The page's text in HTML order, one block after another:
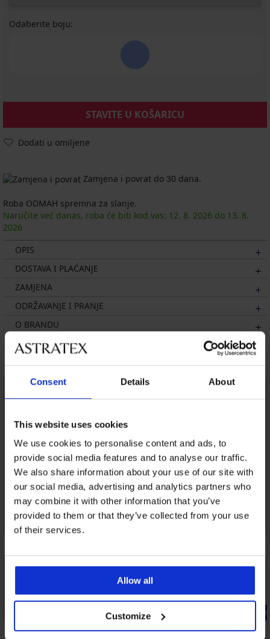
Consent Details About
This website uses cookies
We use cookies to personalise content and ads, to
provide social media features and to analyse our traffic.
We also share information about your use of our site with
our social media, advertising and analytics partners who
may combine it with other information that you’ve
provided to them or that they’ve collected from your use
of their services.
Allow all
Customize
Odaberite boju:
STAVITE U KOŠARICU
Dodati u omiljene
Zamjena i povrat do 30 dana.
Roba ODMAH spremna za slanje.
Naručite već danas, roba će biti kod vas: 12. 8. 2026 do 13. 8.
2026
OPIS
DOSTAVA I PLAĆANJE
ZAMJENA
ODRŽAVANJE I PRANJE
O BRANDU
Možda će vam se svidjeti
4,7
5
-20% BRA20